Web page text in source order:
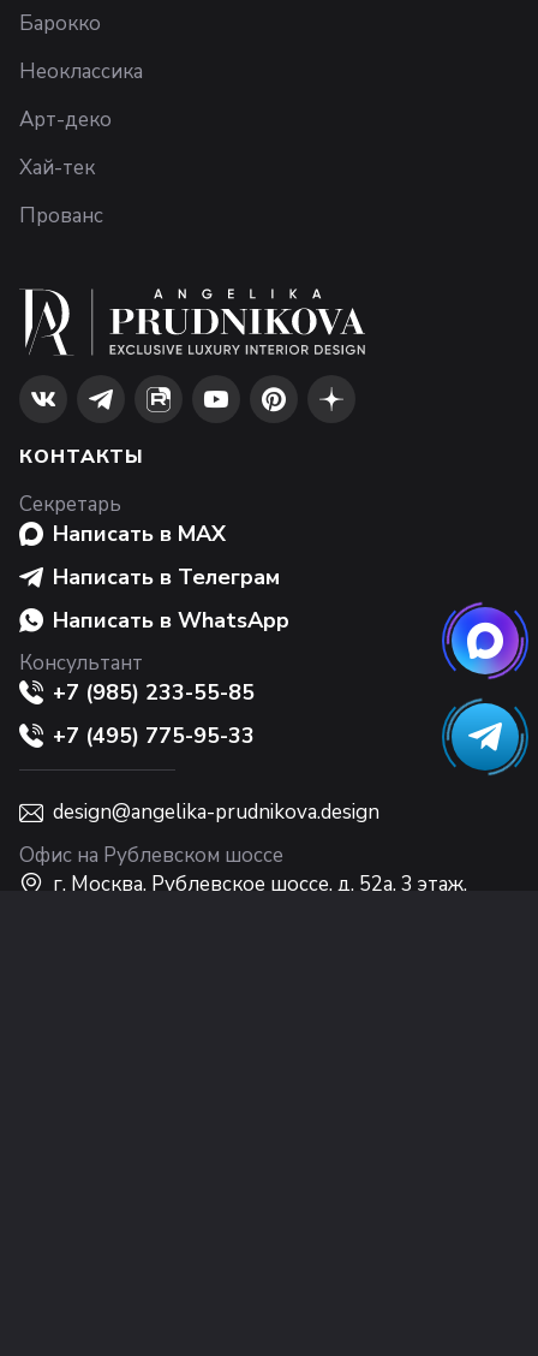
Барокко
Неоклассика
Арт-деко
Хай-тек
Прованс
КОНТАКТЫ
Секретарь
Написать в MAX
Написать в Телеграм
Написать в WhatsApp
Консультант
+7 (985) 233-55-85
+7 (495) 775-95-33
design@angelika-prudnikova.design
Офис на Рублевском шоссе
г. Москва, Рублевское шоссе, д. 52а, 3 этаж,